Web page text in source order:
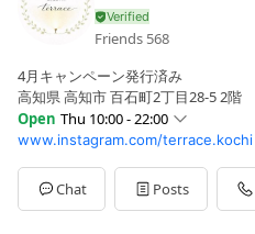
Friends 568
4月キャンペーン発行済み
高知県 高知市 百石町2丁目28-5 2階
Open Thu 10:00 - 22:00
Sun10:00 - 22:00
Mon10:00 - 22:00
Tue10:00 - 22:00
Wed10:00 - 22:00
www.instagram.com/terrace.kochi
Chat Posts